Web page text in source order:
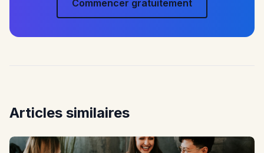
Commencer gratuitement
Articles similaires